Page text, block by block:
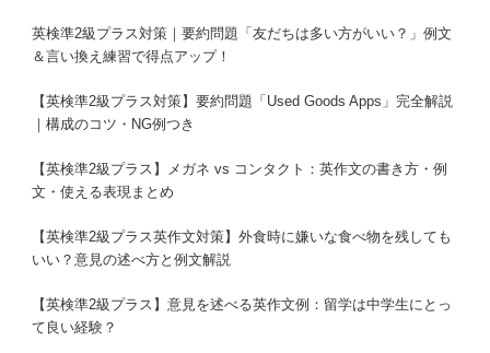
英検準2級プラス対策｜要約問題「友だちは多い方がいい？」例文
＆言い換え練習で得点アップ！
【英検準2級プラス対策】要約問題「Used Goods Apps」完全解説
｜構成のコツ・NG例つき
【英検準2級プラス】メガネ vs コンタクト：英作文の書き方・例
文・使える表現まとめ
【英検準2級プラス英作文対策】外食時に嫌いな食べ物を残しても
いい？意見の述べ方と例文解説
【英検準2級プラス】意見を述べる英作文例：留学は中学生にとっ
て良い経験？